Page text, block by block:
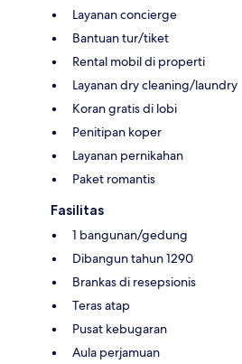
Layanan concierge
Bantuan tur/tiket
Rental mobil di properti
Layanan dry cleaning/laundry
Koran gratis di lobi
Penitipan koper
Layanan pernikahan
Paket romantis
Fasilitas
1 bangunan/gedung
Dibangun tahun 1290
Brankas di resepsionis
Teras atap
Pusat kebugaran
Aula perjamuan